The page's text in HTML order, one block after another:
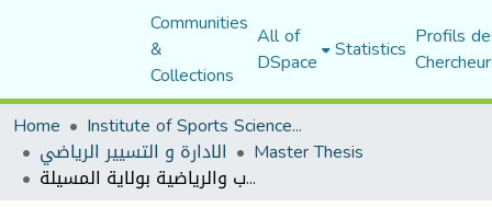
Communities
&
Collections
All of
DSpace Statistics Profils
Home
Institute of Sports Sciences and Techniques
الادارة و التسيير الرياضي Master Thesis
دور الوسائط الالكترونية في تحسين عملية الاتصال بالمؤسسة الرياضية دراسة ميدانية بمديرية الشباب والرياضية بولاية المسيلة